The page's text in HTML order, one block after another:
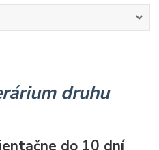
druhu
do 10 dní